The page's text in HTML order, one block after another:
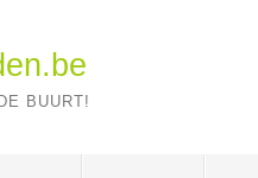
BUURT!